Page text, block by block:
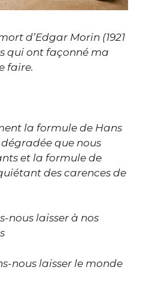
d’Edgar Morin (1921
qui ont façonné ma
faire.
la formule de Hans
que nous
et la formule de
des carences de
nous laisser à nos
nous laisser le monde